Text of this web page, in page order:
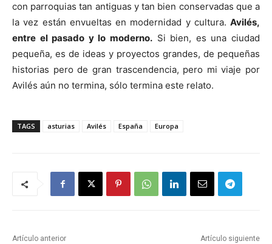
con parroquias tan antiguas y tan bien conservadas que a
la vez están envueltas en modernidad y cultura. Avilés,
entre el pasado y lo moderno. Si bien, es una ciudad
pequeña, es de ideas y proyectos grandes, de pequeñas
historias pero de gran trascendencia, pero mi viaje por
Avilés aún no termina, sólo termina este relato.
TAGS asturias Avilés España Europa
Artículo anterior Artículo siguiente